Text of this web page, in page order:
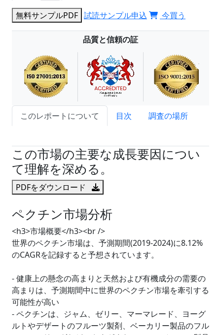
無料サンプルPDF 試読サンプル申込 今買う
品質と信頼の証
このレポートについて 目次
調査の場所
この市場の主要な成長要因につい
て理解を深める。
PDFをダウンロード
ペクチン市場分析
<h3>市場概要</h3><br />
世界のペクチン市場は、予測期間(2019-2024)に8.12%
のCAGRを記録すると予想されています。
- 健康上の懸念の高まりと天然および有機成分の需要の
高まりは、予測期間中に世界のペクチン市場を牽引する
可能性が高い
- ペクチンは、ジャム、ゼリー、マーマレード、ヨーグ
ルトやデザートのフルーツ製剤、ベーカリー製品のフル